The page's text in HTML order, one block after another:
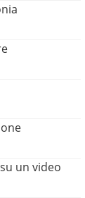
un video